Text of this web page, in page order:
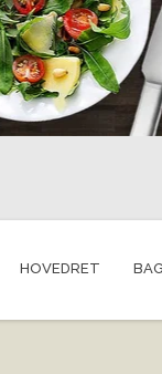
HOVEDRET